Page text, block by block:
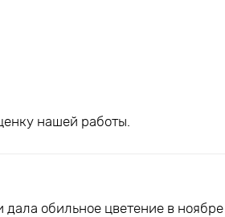
нашей работы.
обильное цветение в ноябре